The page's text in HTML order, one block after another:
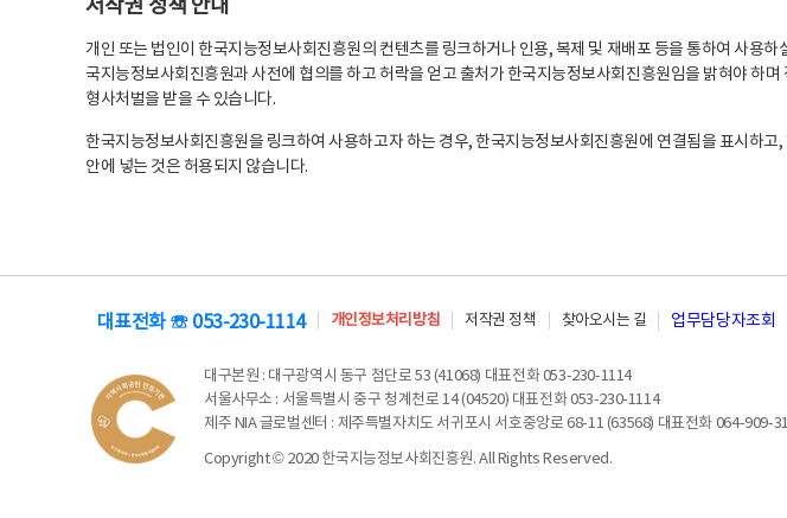
저작권 정책 안내
개인 또는 법인이 한국지능정보사회진흥원의 컨텐츠를 링크하거나 인용, 복제 및 재배포 등을 통하여 사용
국지능정보사회진흥원과 사전에 협의를 하고 허락을 얻고 출처가 한국지능정보사회진흥원임을 밝혀야 하
형사처벌을 받을 수 있습니다.
한국지능정보사회진흥원을 링크하여 사용하고자 하는 경우, 한국지능정보사회진흥원에 연결됨을 표시하
안에 넣는 것은 허용되지 않습니다.
대표전화 ☏ 053-230-1114 개인정보처리방침 저작권 정책 찾아오시는 길 업무담당자조회
대구본원 : 대구광역시 동구 첨단로 53 (41068) 대표전화 053-230-1114
서울사무소 : 서울특별시 중구 청계천로 14 (04520) 대표전화 053-230-1114
제주 NIA 글로벌센터 : 제주특별자치도 서귀포시 서호중앙로 68-11 (63568) 대표전화 064-909-
Copyright © 2020 한국지능정보사회진흥원. All Rights Reserved.